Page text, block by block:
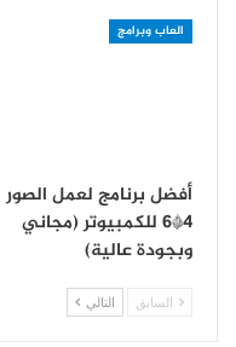
العاب وبرامج
أفضل برنامج لعمل الصور
4*6 للكمبيوتر (مجاني
وبجودة عالية)
السابق التالي